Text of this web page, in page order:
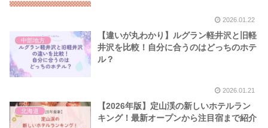
2026.01.22
中部地方
【違いが丸わかり】ルグラン軽井沢と旧軽
井沢を比較！自分に合うのはどっちのホテ
ル？
2026.01.21
北海道
【2026年版】定山渓の新しいホテルラン
キング！最新オープンから注目宿まで紹介